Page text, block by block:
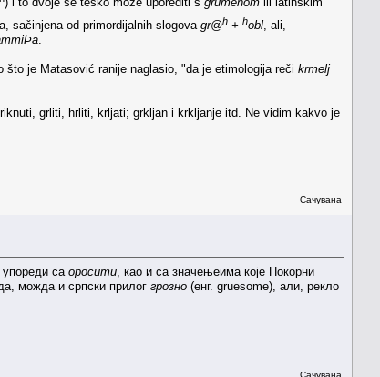
sačinjena od primordijalnih slogova gr@h + hobl , ali,
je Matasović ranije naglasio, "da je etimologija reči krmelj
grliti, hrliti, krljati; grkljan i krkljanje itd. Ne vidim kakvo je
Сачувана
упореди са оросити , као и са значењеима које Покорни
можда и српски прилог грозно (енг. gruesome), али, рекло
Сачувана